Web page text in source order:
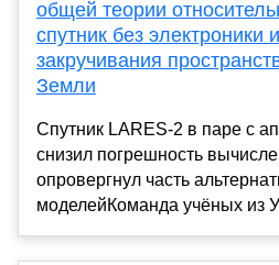
общей теории
спутник без
закручивания
Земли
Спутник LARES-2 в паре с
снизил погрешность
опровергнул часть
моделейКоманда учёных из